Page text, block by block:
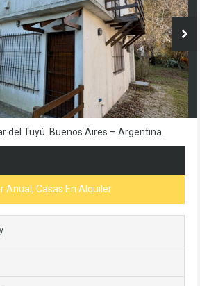
del Tuyú. Buenos Aires – Argentina.
Anual, Casas En Alquiler